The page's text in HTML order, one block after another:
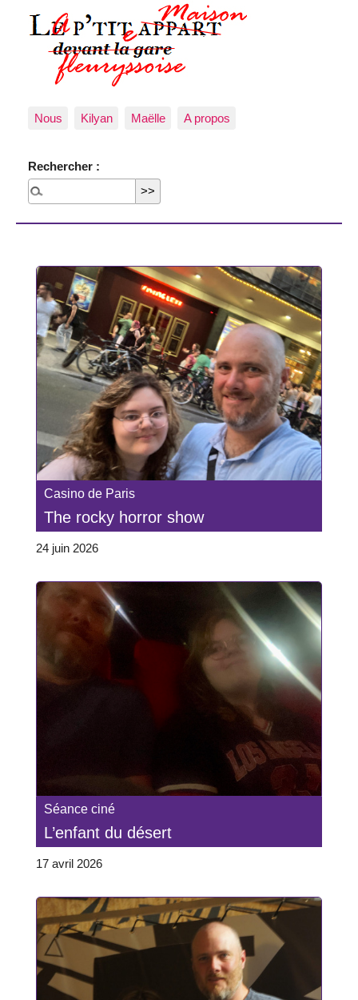
Nous Kilyan Maëlle A propos
Rechercher :
Casino de Paris
The rocky horror show
24 juin 2026
Séance ciné
L’enfant du désert
17 avril 2026